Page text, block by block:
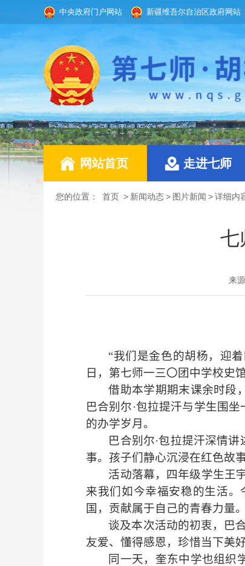
中央政府门户网站 新疆维吾尔自治区政府网站
网站首页 走进七师
您的位置： 首页 > 新闻动态> 图片新闻 >详细内
七
来源
“我们是金色的胡杨，迎
日，第七师一三〇团中学校史
借助本学期期末课余时段
巴合别尔·包拉提汗与学生围
的办学岁月。
巴合别尔·包拉提汗深情
事。孩子们静心沉浸在红色故
活动落幕，四年级学生王
来我们如今幸福安稳的生活
国，贡献属于自己的青春力量
谈及本次活动的初衷，巴
友爱、懂得感恩，珍惜当下美
同一天，奎东中学也组织